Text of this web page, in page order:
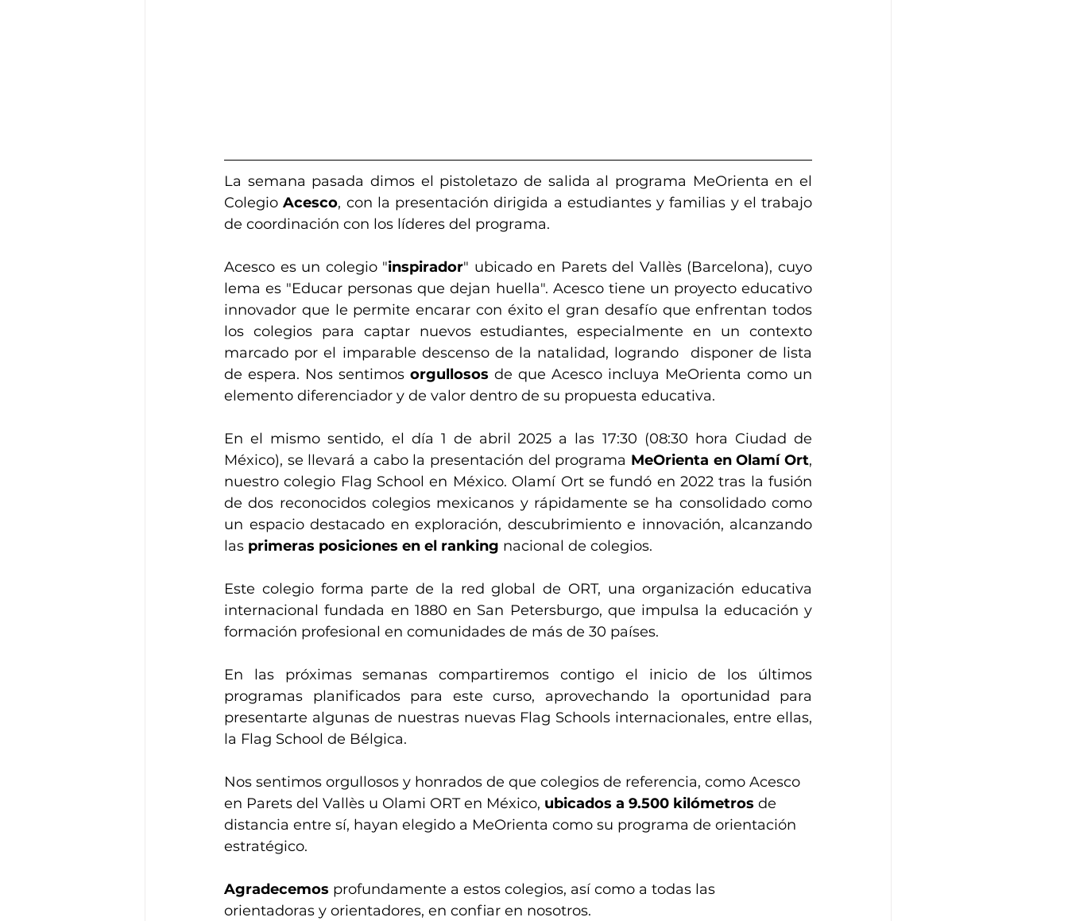
La semana pasada dimos el pistoletazo de salida al programa MeOrienta en el
Colegio Acesco, con la presentación dirigida a estudiantes y familias y el trabajo
de coordinación con los líderes del programa.
Acesco es un colegio "inspirador" ubicado en Parets del Vallès (Barcelona), cuyo
lema es "Educar personas que dejan huella". Acesco tiene un proyecto educativo
innovador que le permite encarar con éxito el gran desafío que enfrentan todos
los colegios para captar nuevos estudiantes, especialmente en un contexto
marcado por el imparable descenso de la natalidad, logrando  disponer de lista
de espera. Nos sentimos orgullosos de que Acesco incluya MeOrienta como un
elemento diferenciador y de valor dentro de su propuesta educativa.
En el mismo sentido, el día 1 de abril 2025 a las 17:30 (08:30 hora Ciudad de
México), se llevará a cabo la presentación del programa MeOrienta en Olamí Ort,
nuestro colegio Flag School en México. Olamí Ort se fundó en 2022 tras la fusión
de dos reconocidos colegios mexicanos y rápidamente se ha consolidado como
un espacio destacado en exploración, descubrimiento e innovación, alcanzando
las primeras posiciones en el ranking nacional de colegios.
Este colegio forma parte de la red global de ORT, una organización educativa
internacional fundada en 1880 en San Petersburgo, que impulsa la educación y
formación profesional en comunidades de más de 30 países.
En las próximas semanas compartiremos contigo el inicio de los últimos
programas planificados para este curso, aprovechando la oportunidad para
presentarte algunas de nuestras nuevas Flag Schools internacionales, entre ellas,
la Flag School de Bélgica.
Nos sentimos orgullosos y honrados de que colegios de referencia, como Acesco
en Parets del Vallès u Olami ORT en México, ubicados a 9.500 kilómetros de
distancia entre sí, hayan elegido a MeOrienta como su programa de orientación
estratégico.
Agradecemos profundamente a estos colegios, así como a todas las
orientadoras y orientadores, en confiar en nosotros.